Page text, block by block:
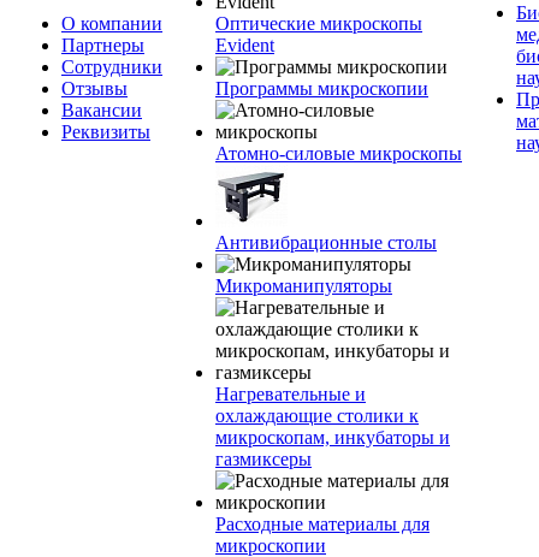
О компании
Партнеры
Сотрудники
Отзывы
Вакансии
Реквизиты
Оптические микроскопы
Evident
Программы микроскопии
Атомно-силовые микроскопы
Антивибрационные столы
Микроманипуляторы
Нагревательные и
охлаждающие столики к
микроскопам, инкубаторы и
газмиксеры
Расходные материалы для
микроскопии